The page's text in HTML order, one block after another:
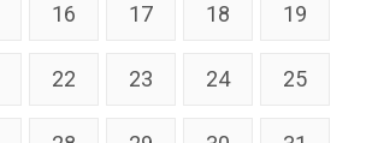
16 17 18 19
22 23 24 25